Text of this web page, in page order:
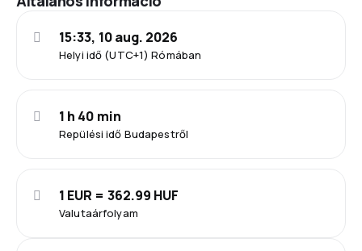
Helyi idő (UTC+1) Rómában
15:33, 10 aug. 2026
Repülési idő Budapestről
1 h 40 min
Valutaárfolyam
1 EUR = 362.99 HUF